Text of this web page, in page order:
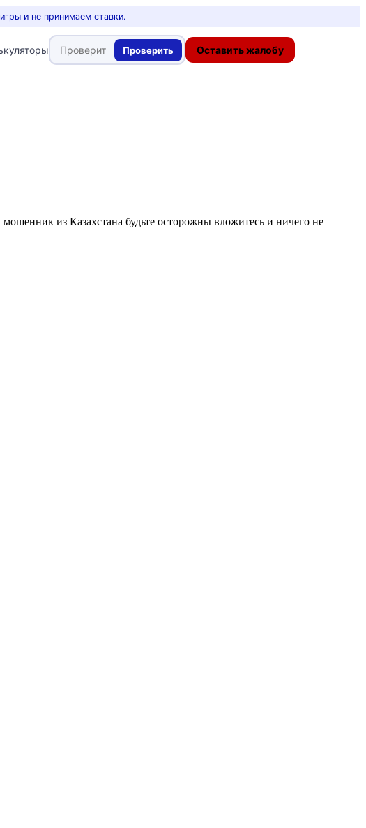
и не принимаем ставки.
Проверить Оставить жалобу
из Казахстана будьте осторожны вложитесь и ничего не